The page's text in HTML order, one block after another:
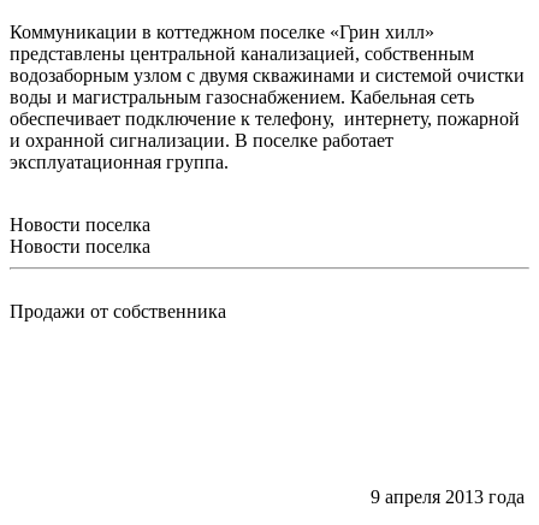
Коммуникации в коттеджном поселке «Грин хилл»
представлены центральной канализацией, собственным
водозаборным узлом с двумя скважинами и системой очистки
воды и магистральным газоснабжением. Кабельная сеть
обеспечивает подключение к телефону, интернету, пожарной
и охранной сигнализации. В поселке работает
эксплуатационная группа.
Новости поселка
Новости поселка
Продажи от собственника
9 апреля 2013 года